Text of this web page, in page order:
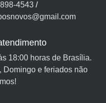
4543/
18:00 horas de Brasília.
Domingo e feriados não